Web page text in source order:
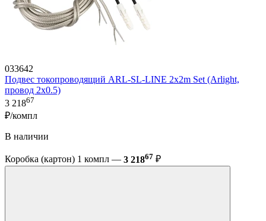
033642
Подвес токопроводящий ARL-SL-LINE 2x2m Set (Arlight,
провод 2x0.5)
3 21867
₽/компл
В наличии
Коробка (картон) 1 компл — 3 21867 ₽